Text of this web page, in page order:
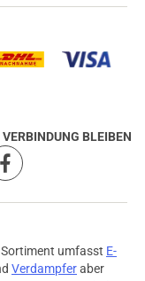
VERBINDUNG BLEIBEN
Sortiment umfasst E-
Verdampferaber